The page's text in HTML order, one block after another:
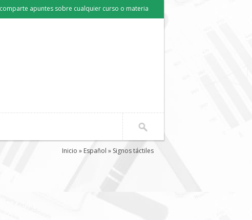
apuntes sobre cualquier curso o materia
Inicio » Español » Signos táctiles